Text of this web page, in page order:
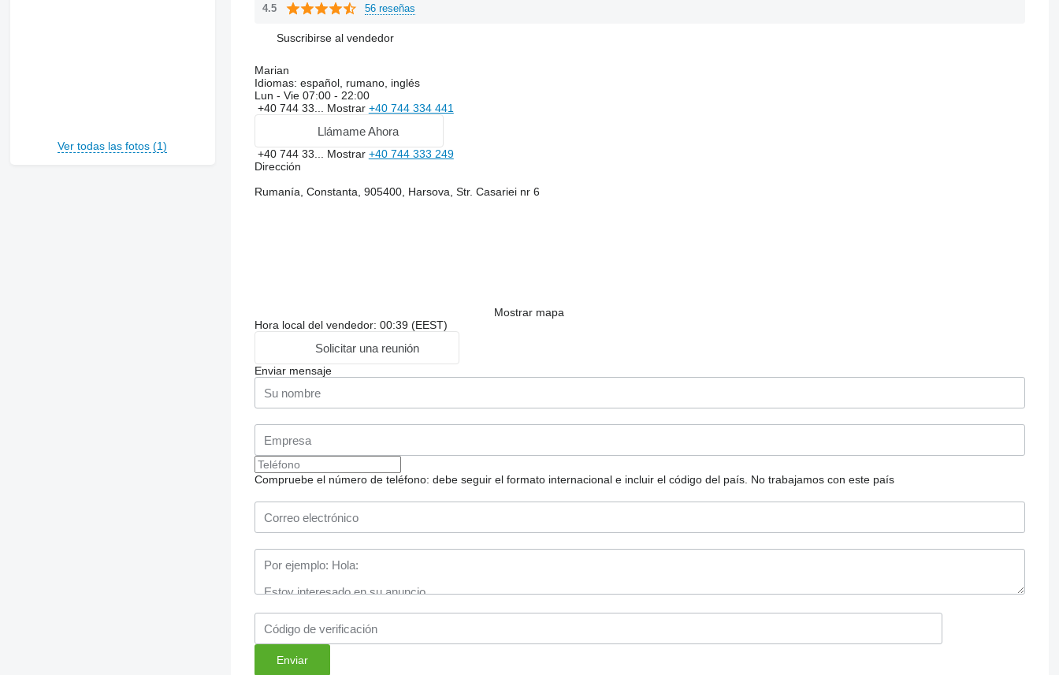
Ver todas las fotos (1)
4.5 56 reseñas
Suscribirse al vendedor
Marian
Idiomas: español, rumano, inglés
Lun - Vie 07:00 - 22:00
+40 744 33... Mostrar +40 744 334 441
Llámame Ahora
+40 744 33... Mostrar +40 744 333 249
Dirección
Rumanía, Constanta, 905400, Harsova, Str. Casariei nr 6
Mostrar mapa
Hora local del vendedor: 00:39 (EEST)
Solicitar una reunión
Enviar mensaje
Compruebe el número de teléfono: debe seguir el formato internacional e incluir el código del país. No trabajamos con este país